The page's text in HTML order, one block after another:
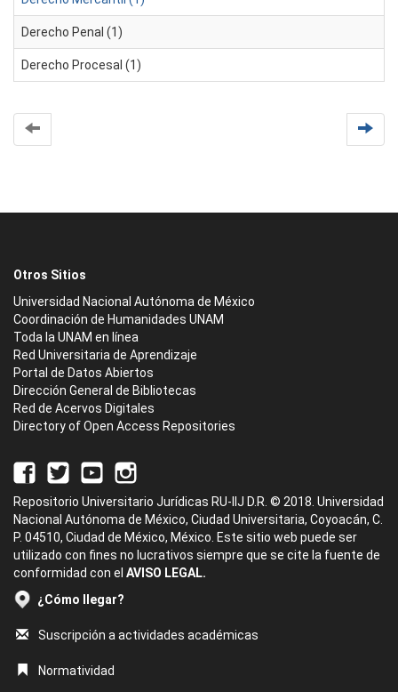
Derecho Penal (1)
Derecho Procesal (1)
Otros Sitios
Universidad Nacional Autónoma de México
Coordinación de Humanidades UNAM
Toda la UNAM en línea
Red Universitaria de Aprendizaje
Portal de Datos Abiertos
Dirección General de Bibliotecas
Red de Acervos Digitales
Directory of Open Access Repositories
Repositorio Universitario Jurídicas RU-IIJ D.R. © 2018. Universidad
Nacional Autónoma de México, Ciudad Universitaria, Coyoacán, C.
P. 04510, Ciudad de México, México. Este sitio web puede ser
utilizado con fines no lucrativos siempre que se cite la fuente de
conformidad con el AVISO LEGAL.
¿Cómo llegar?
Suscripción a actividades académicas
Normatividad